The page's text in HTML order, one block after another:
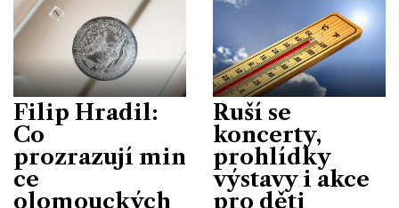
Filip Hradil:
Co
prozrazují min
ce
olomouckých
Ruší se
koncerty,
prohlídky
výstavy i akce
pro děti